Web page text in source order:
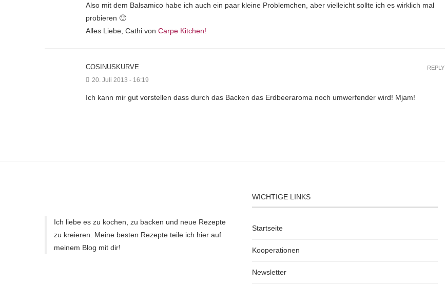
Also mit dem Balsamico habe ich auch ein paar kleine Problemchen, aber vielleicht sollte ich es wirklich mal
probieren 🙂
Alles Liebe, Cathi von Carpe Kitchen!
COSINUSKURVE
20. Juli 2013 - 16:19
Ich kann mir gut vorstellen dass durch das Backen das Erdbeeraroma noch umwerfender wird! Mjam!
REPLY
Ich liebe es zu kochen, zu backen und neue Rezepte
zu kreieren. Meine besten Rezepte teile ich hier auf
meinem Blog mit dir!
WICHTIGE LINKS
Startseite
Kooperationen
Newsletter